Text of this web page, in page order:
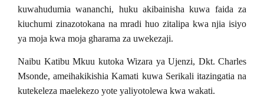
kuwahudumia wananchi, huku akibainisha kuwa faida za
kiuchumi zinazotokana na mradi huo zitalipa kwa njia isiyo
ya moja kwa moja gharama za uwekezaji.
Naibu Katibu Mkuu kutoka Wizara ya Ujenzi, Dkt. Charles
Msonde, ameihakikishia Kamati kuwa Serikali itazingatia na
kutekeleza maelekezo yote yaliyotolewa kwa wakati.